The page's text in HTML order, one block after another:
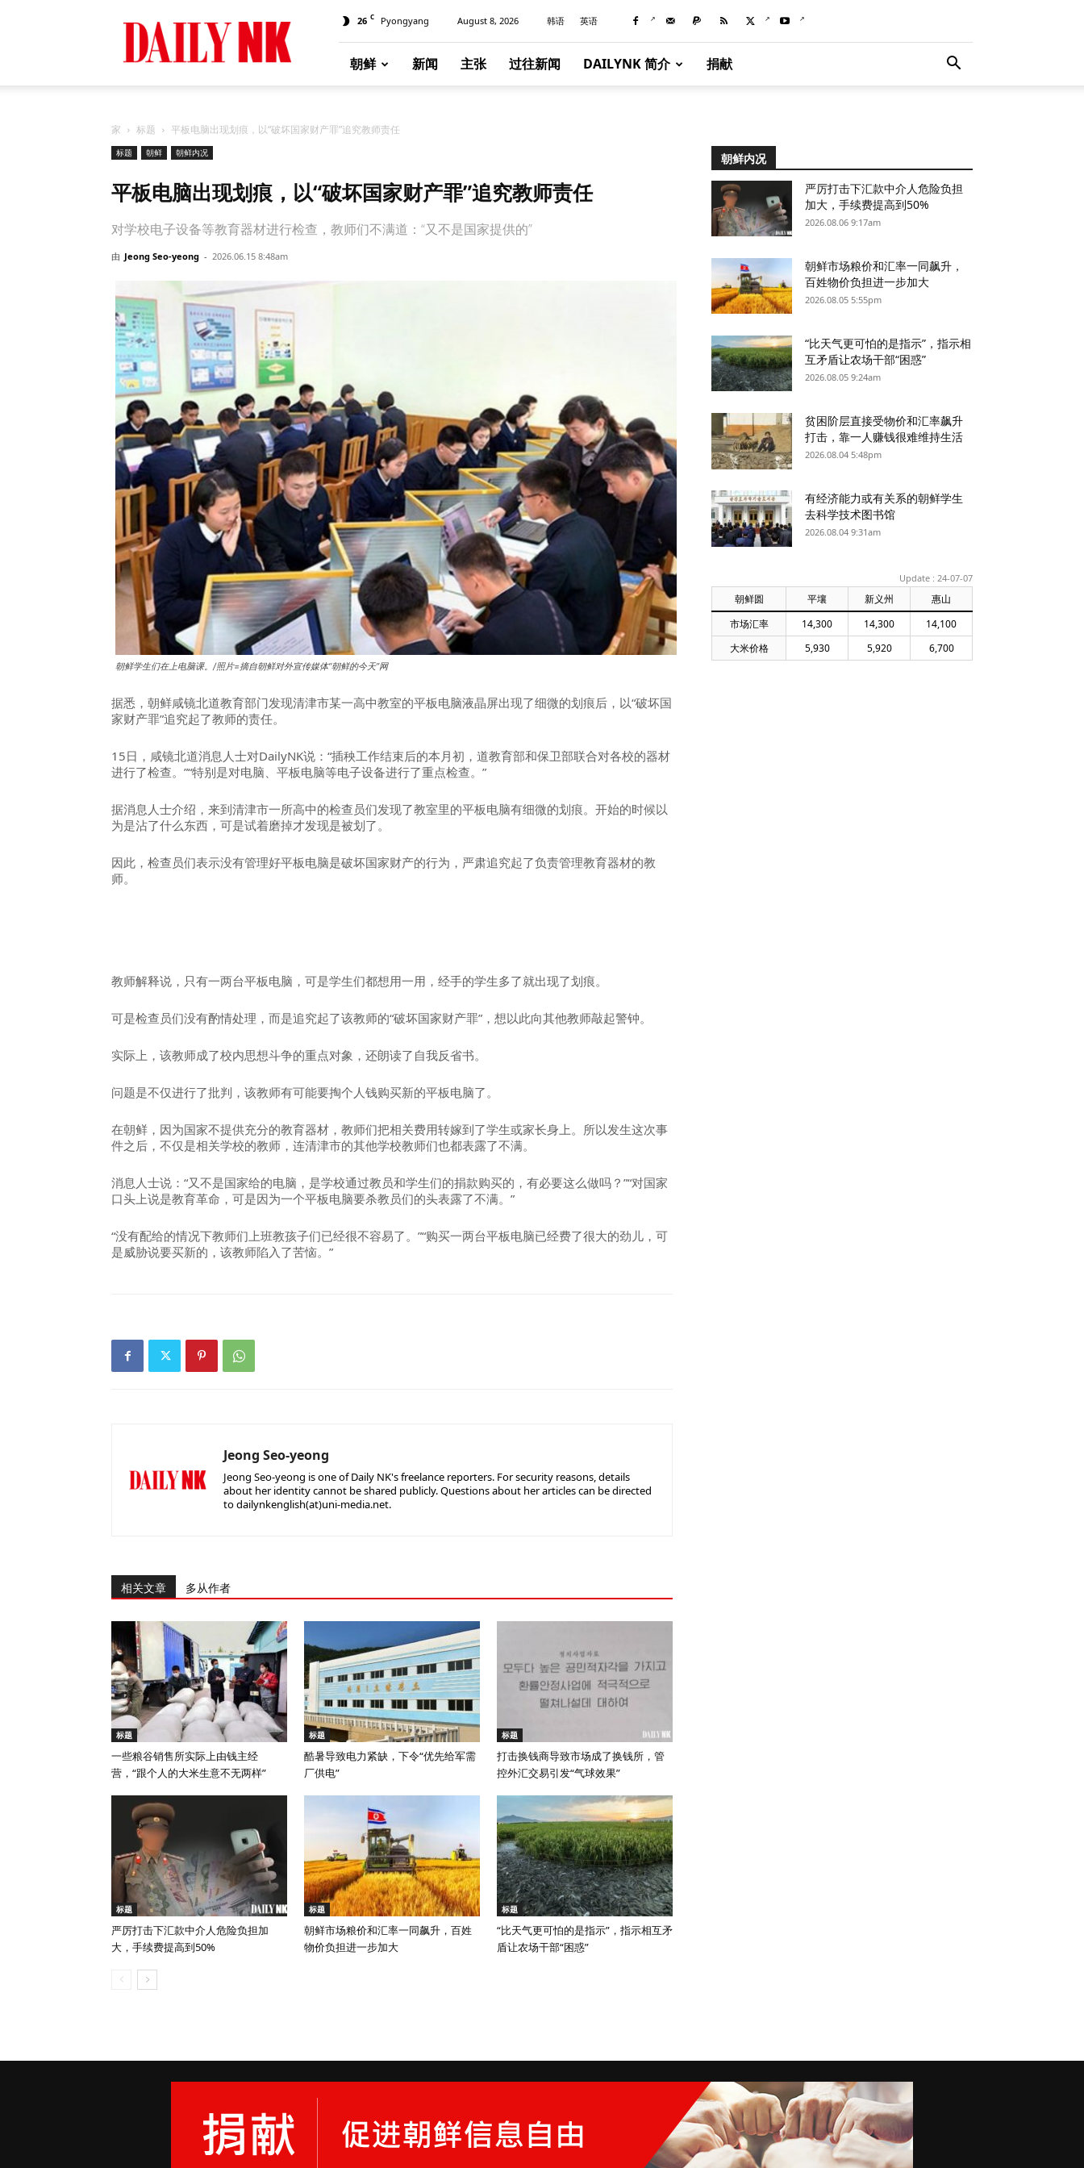
NK
Chinese
26 C Pyongyang August 8, 2026 韩语 英语
朝鲜 新闻 主张 过往新闻 DAILYNK 简介 捐献
家 标题 平板电脑出现划痕，以“破坏国家财产罪”追究教师责任
标题 朝鲜 朝鲜内况
平板电脑出现划痕，以“破坏国家财产罪”追究教师责任
对学校电子设备等教育器材进行检查，教师们不满道：“又不是国家提供的”
由 Jeong Seo-yeong - 2026.06.15 8:48am
朝鲜学生们在上电脑课。/照片=摘自朝鲜对外宣传媒体“朝鲜的今天”网
据悉，朝鲜咸镜北道教育部门发现清津市某一高中教室的平板电脑液晶屏出现了细微的划痕后，以“破坏国
家财产罪”追究起了教师的责任。
15日，咸镜北道消息人士对DailyNK说：“插秧工作结束后的本月初，道教育部和保卫部联合对各校的器材
进行了检查。”“特别是对电脑、平板电脑等电子设备进行了重点检查。”
据消息人士介绍，来到清津市一所高中的检查员们发现了教室里的平板电脑有细微的划痕。开始的时候以
为是沾了什么东西，可是试着磨掉才发现是被划了。
因此，检查员们表示没有管理好平板电脑是破坏国家财产的行为，严肃追究起了负责管理教育器材的教
师。
教师解释说，只有一两台平板电脑，可是学生们都想用一用，经手的学生多了就出现了划痕。
可是检查员们没有酌情处理，而是追究起了该教师的“破坏国家财产罪”，想以此向其他教师敲起警钟。
实际上，该教师成了校内思想斗争的重点对象，还朗读了自我反省书。
问题是不仅进行了批判，该教师有可能要掏个人钱购买新的平板电脑了。
在朝鲜，因为国家不提供充分的教育器材，教师们把相关费用转嫁到了学生或家长身上。所以发生这次事
件之后，不仅是相关学校的教师，连清津市的其他学校教师们也都表露了不满。
消息人士说：“又不是国家给的电脑，是学校通过教员和学生们的捐款购买的，有必要这么做吗？”“对国家
口头上说是教育革命，可是因为一个平板电脑要杀教员们的头表露了不满。”
“没有配给的情况下教师们上班教孩子们已经很不容易了。”“购买一两台平板电脑已经费了很大的劲儿，可
是威胁说要买新的，该教师陷入了苦恼。”
Jeong Seo-yeong
Jeong Seo-yeong is one of Daily NK's freelance reporters. For security reasons, details
about her identity cannot be shared publicly. Questions about her articles can be directed
to dailynkenglish(at)uni-media.net.
相关文章 多从作者
标题
一些粮谷销售所实际上由钱主经
营，“跟个人的大米生意不无两样”
标题
酷暑导致电力紧缺，下令“优先给军需
厂供电”
标题
打击换钱商导致市场成了换钱所，管
控外汇交易引发“气球效果”
标题
严厉打击下汇款中介人危险负担加
大，手续费提高到50%
标题
朝鲜市场粮价和汇率一同飙升，百姓
物价负担进一步加大
标题
“比天气更可怕的是指示”，指示相互矛
盾让农场干部“困惑”
朝鲜内况
严厉打击下汇款中介人危险负担
加大，手续费提高到50%
2026.08.06 9:17am
朝鲜市场粮价和汇率一同飙升，
百姓物价负担进一步加大
2026.08.05 5:55pm
“比天气更可怕的是指示”，指示相
互矛盾让农场干部“困惑”
2026.08.05 9:24am
贫困阶层直接受物价和汇率飙升
打击，靠一人赚钱很难维持生活
2026.08.04 5:48pm
有经济能力或有关系的朝鲜学生
去科学技术图书馆
2026.08.04 9:31am
Update : 24-07-07
朝鲜圆 平壤 新义州
惠山
市场汇率
14,300 14,300
14,100
大米价格
5,930 5,920 6,700